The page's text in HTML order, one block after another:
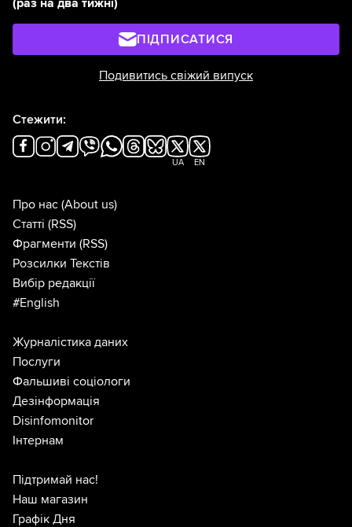
(раз на два тижні)
ПІДПИСАТИСЯ
Подивитись свіжий випуск
Стежити:
UA EN
Про нас (About us)
Статті (RSS)
Фрагменти (RSS)
Розсилки Текстів
Вибір редакції
#English
Журналістика даних
Послуги
Фальшиві соціологи
Дезінформація
Disinfomonitor
Інтернам
Підтримай нас!
Наш магазин
Графік Дня